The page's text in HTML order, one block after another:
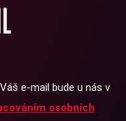
e-mail bude u nás v
osobních